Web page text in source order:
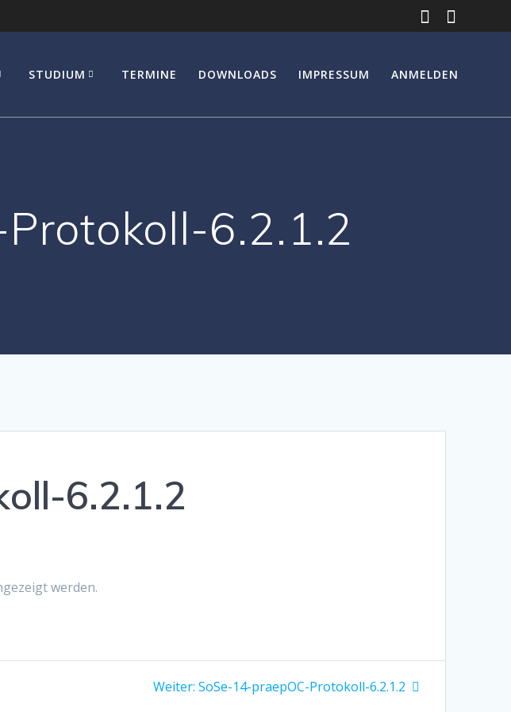
STUDIUM TERMINE DOWNLOADS IMPRESSUM ANMELDEN
6.2.1.2
6.2.1.2
werden.
Weiter: Nächster
SoSe-14-praepOC-Protokoll-6.2.1.2